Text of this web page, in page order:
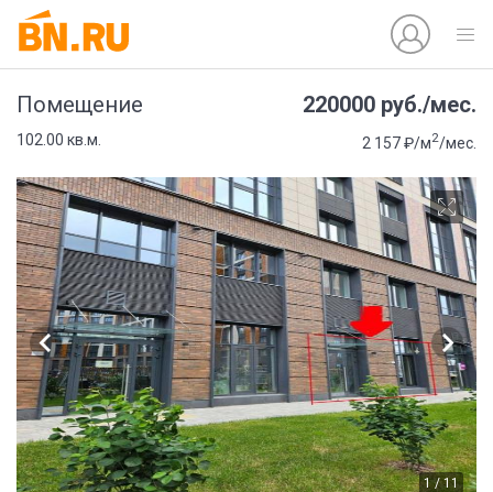
Помещение 220000 руб./мес.
102.00 кв.м. 2 157 ₽/м2/мес.
1 / 11